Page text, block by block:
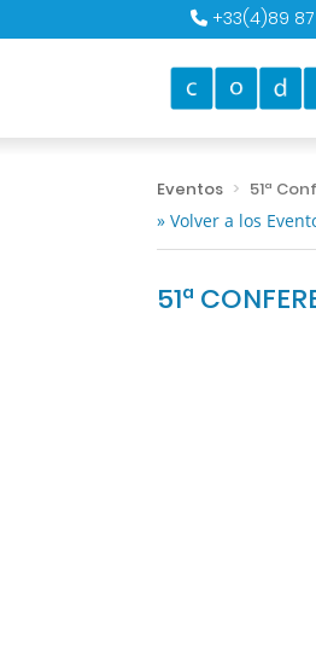
+33(4)89 87
Eventos
51ª
» Volver a los
51ª